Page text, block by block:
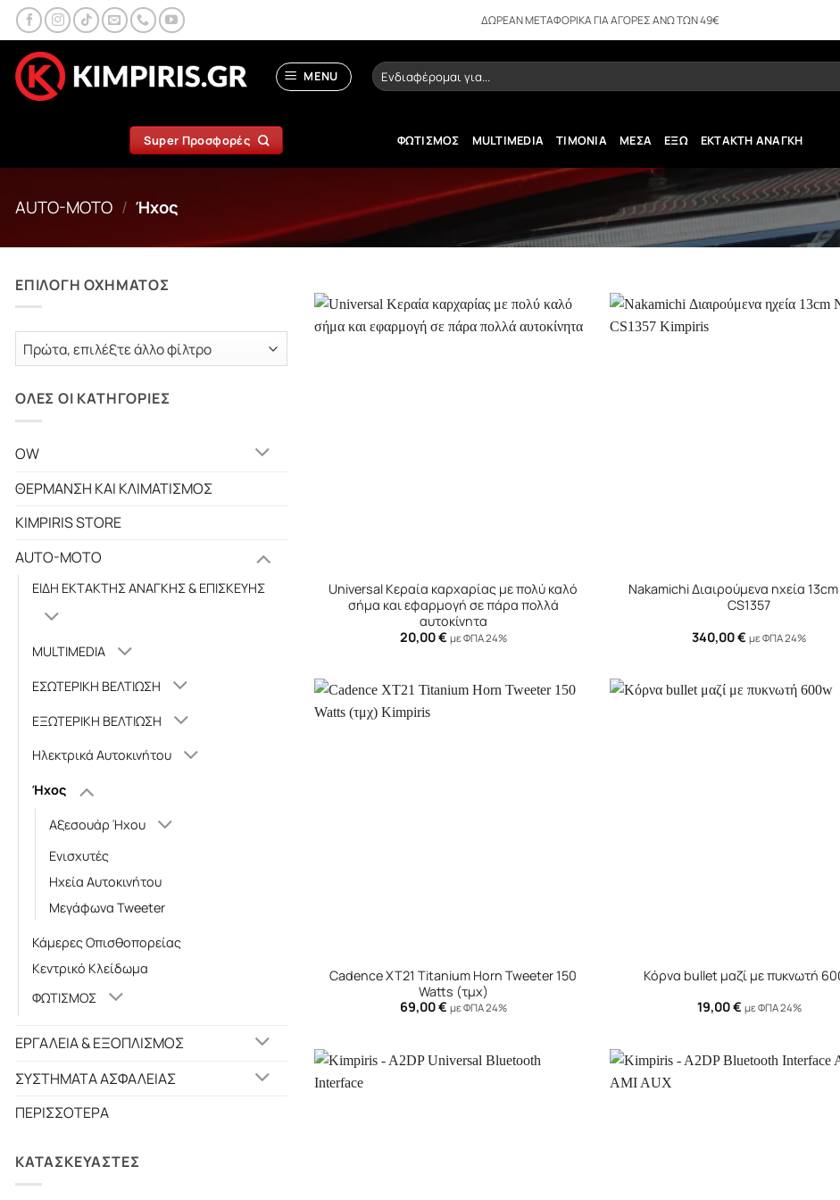
Μετάβαση
στο
περιεχόμενο
ΔΩΡΕΑΝ ΜΕΤΑΦΟΡΙΚΑ ΓΙΑ ΑΓΟΡΕΣ ΑΝΩ ΤΩΝ 49€
MENU
Αναζήτηση
για:
Super Προσφορές ΦΩΤΙΣΜΟΣ MULTIMEDIA ΤΙΜΟΝΙΑ ΜΕΣΑ ΕΞΩ ΕΚΤΑΚΤΗ ΑΝΑΓΚΗ
AUTO-MOTO / Ήχος
ΕΠΙΛΟΓΗ ΟΧΗΜΑΤΟΣ
ΟΛΕΣ ΟΙ ΚΑΤΗΓΟΡΙΕΣ
OW
ΘΕΡΜΑΝΣΗ ΚΑΙ ΚΛΙΜΑΤΙΣΜΟΣ
KIMPIRIS STORE
AUTO-MOTO
ΕΙΔΗ ΕΚΤΑΚΤΗΣ ΑΝΑΓΚΗΣ & ΕΠΙΣΚΕΥΗΣ
MULTIMEDIA
ΕΣΩΤΕΡΙΚΗ ΒΕΛΤΙΩΣΗ
ΕΞΩΤΕΡΙΚΗ ΒΕΛΤΙΩΣΗ
Ηλεκτρικά Αυτοκινήτου
Ήχος
Αξεσουάρ Ήχου
Ενισχυτές
Ηχεία Αυτοκινήτου
Μεγάφωνα Tweeter
Κάμερες Οπισθοπορείας
Κεντρικό Κλείδωμα
ΦΩΤΙΣΜΟΣ
ΕΡΓΑΛΕΙΑ & ΕΞΟΠΛΙΣΜΟΣ
ΣΥΣΤΗΜΑΤΑ ΑΣΦΑΛΕΙΑΣ
ΠΕΡΙΣΣΟΤΕΡΑ
ΚΑΤΑΣΚΕΥΑΣΤΕΣ
Universal Κεραία καρχαρίας με πολύ καλό
σήμα και εφαρμογή σε πάρα πολλά
αυτοκίνητα
20,00€ με ΦΠΑ 24%
Nakamichi Διαιρούμενα ηχεία
CS1357
340,00€ με ΦΠΑ 24%
Cadence XT21 Titanium Horn Tweeter 150
Watts (τμχ)
69,00€ με ΦΠΑ 24%
Κόρνα bullet μαζί με πυκνωτή
19,00€ με ΦΠΑ 24%